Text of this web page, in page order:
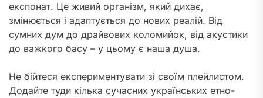
експонат. Це живий організм, який дихає,
змінюється і адаптується до нових реалій. Від
сумних дум до драйвових коломийок, від акустики
до важкого басу – у цьому є наша душа.
Не бійтеся експериментувати зі своїм плейлистом.
Додайте туди кілька сучасних українських етно-